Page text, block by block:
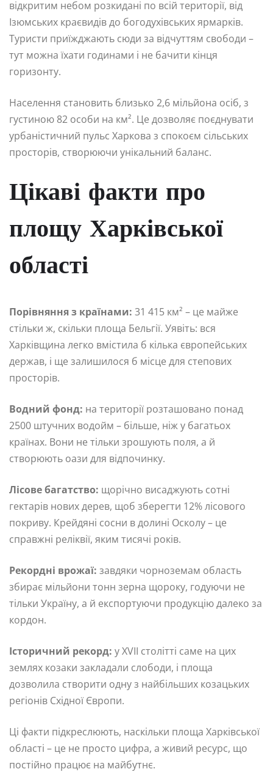
відкритим небом розкидані по всій території, від
Ізюмських краєвидів до богодухівських ярмарків.
Туристи приїжджають сюди за відчуттям свободи –
тут можна їхати годинами і не бачити кінця
горизонту.
Населення становить близько 2,6 мільйона осіб, з
густиною 82 особи на км². Це дозволяє поєднувати
урбаністичний пульс Харкова з спокоєм сільських
просторів, створюючи унікальний баланс.
Цікаві факти про
площу Харківської
області
Порівняння з країнами: 31 415 км² – це майже
стільки ж, скільки площа Бельгії. Уявіть: вся
Харківщина легко вмістила б кілька європейських
держав, і ще залишилося б місце для степових
просторів.
Водний фонд: на території розташовано понад
2500 штучних водойм – більше, ніж у багатьох
країнах. Вони не тільки зрошують поля, а й
створюють оази для відпочинку.
Лісове багатство: щорічно висаджують сотні
гектарів нових дерев, щоб зберегти 12% лісового
покриву. Крейдяні сосни в долині Осколу – це
справжні реліквії, яким тисячі років.
Рекордні врожаї: завдяки чорноземам область
збирає мільйони тонн зерна щороку, годуючи не
тільки Україну, а й експортуючи продукцію далеко за
кордон.
Історичний рекорд: у XVII столітті саме на цих
землях козаки закладали слободи, і площа
дозволила створити одну з найбільших козацьких
регіонів Східної Європи.
Ці факти підкреслюють, наскільки площа Харківської
області – це не просто цифра, а живий ресурс, що
постійно працює на майбутнє.